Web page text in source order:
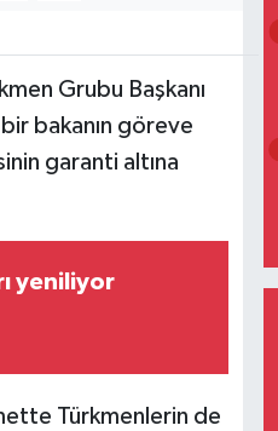
Grubu Başkanı
bakanın göreve
garanti altına
yeniliyor
Türkmenlerin de